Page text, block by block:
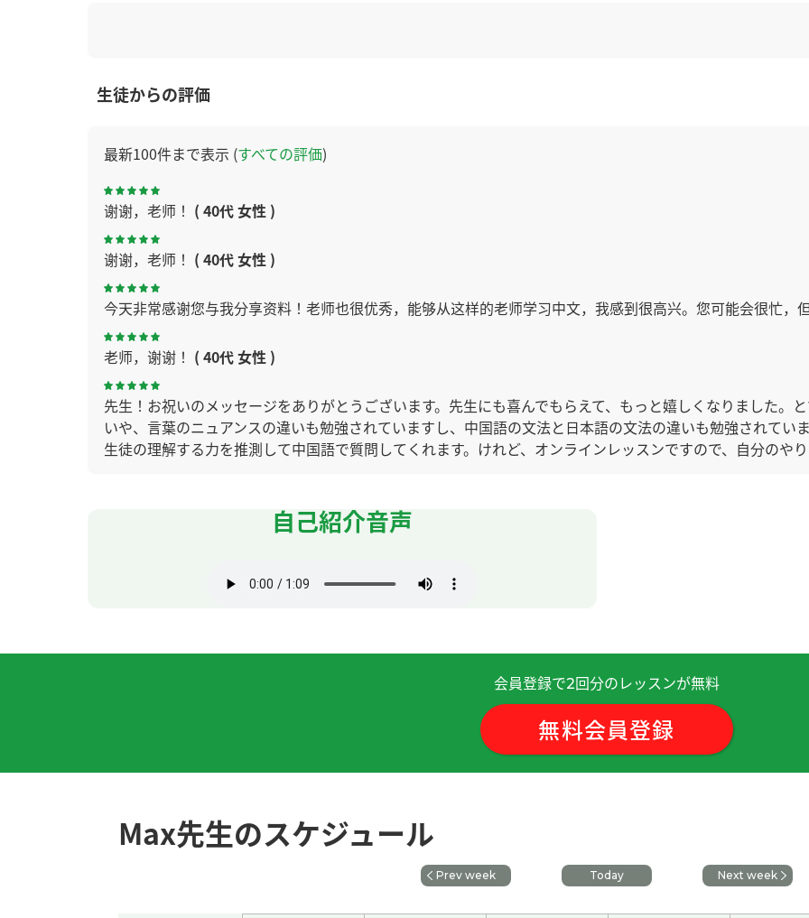
生徒からの評価
最新100件まで表示 (すべての評価)
谢谢，老师！ ( 40代 女性 )
谢谢，老师！ ( 40代 女性 )
今天非常感谢您与我分享资料！老师也很优秀，能够从这样的老师学习中文，我感到很高兴。您可能会很忙，
老师，谢谢！ ( 40代 女性 )
先生！お祝いのメッセージをありがとうございます。先生にも喜んでもらえて、もっと嬉しくなりました。
いや、言葉のニュアンスの違いも勉強されていますし、中国語の文法と日本語の文法の違いも勉強されてい
生徒の理解する力を推測して中国語で質問してくれます。けれど、オンラインレッスンですので、自分のや
先生が話している時間が長くあまりこちらからはなすことができなかった。そのうえで、あまり興味のない
来るなんて信じられないです。何度も間違える私に根気強く教えてくれる先生のお力のおかげです。とても
每次都对我很有帮助。非常感谢您！
老师的每一条建议都非常准确，对我来说很有帮助！希望您再帮我修改。以后也请多多关照＾＾
謝謝，老师( 40代 女性 )
自己紹介音声
会員登録で2回分のレッスンが無料
無料会員登録
Max先生のスケジュール
Prev week Today Next week